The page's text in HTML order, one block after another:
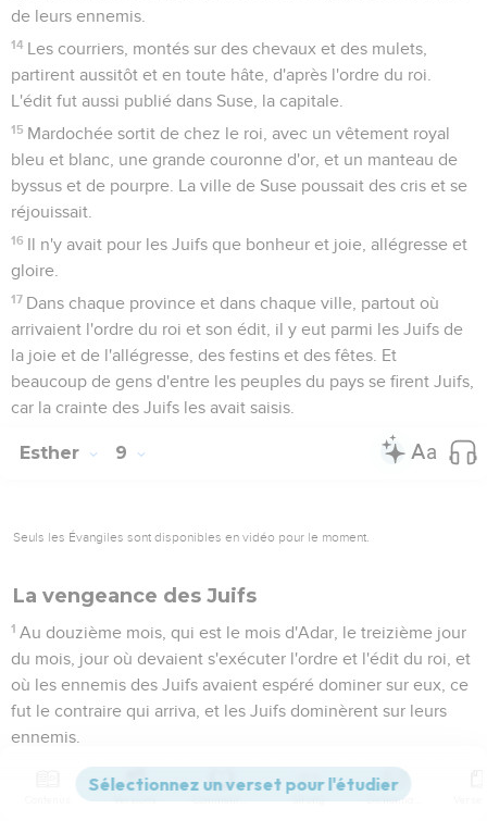
de leurs ennemis.
14 Les courriers, montés sur des chevaux et des mulets,
partirent aussitôt et en toute hâte, d'après l'ordre du roi.
L'édit fut aussi publié dans Suse, la capitale.
15 Mardochée sortit de chez le roi, avec un vêtement royal
bleu et blanc, une grande couronne d'or, et un manteau de
byssus et de pourpre. La ville de Suse poussait des cris et se
réjouissait.
16 Il n'y avait pour les Juifs que bonheur et joie, allégresse et
gloire.
17 Dans chaque province et dans chaque ville, partout où
arrivaient l'ordre du roi et son édit, il y eut parmi les Juifs de
la joie et de l'allégresse, des festins et des fêtes. Et
beaucoup de gens d'entre les peuples du pays se firent Juifs,
car la crainte des Juifs les avait saisis.
Esther 9
Seuls les Évangiles sont disponibles en vidéo pour le moment.
La vengeance des Juifs
1 Au douzième mois, qui est le mois d'Adar, le treizième jour
du mois, jour où devaient s'exécuter l'ordre et l'édit du roi, et
où les ennemis des Juifs avaient espéré dominer sur eux, ce
fut le contraire qui arriva, et les Juifs dominèrent sur leurs
ennemis.
Les Juifs se rassemblèrent dans leurs villes, dans toutes les
provinces du roi Assuérus, pour mettre la main sur ceux qui
Versions Commentaires Strong